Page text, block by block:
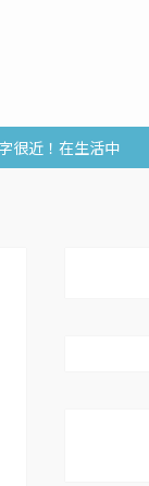
很近！在生活中